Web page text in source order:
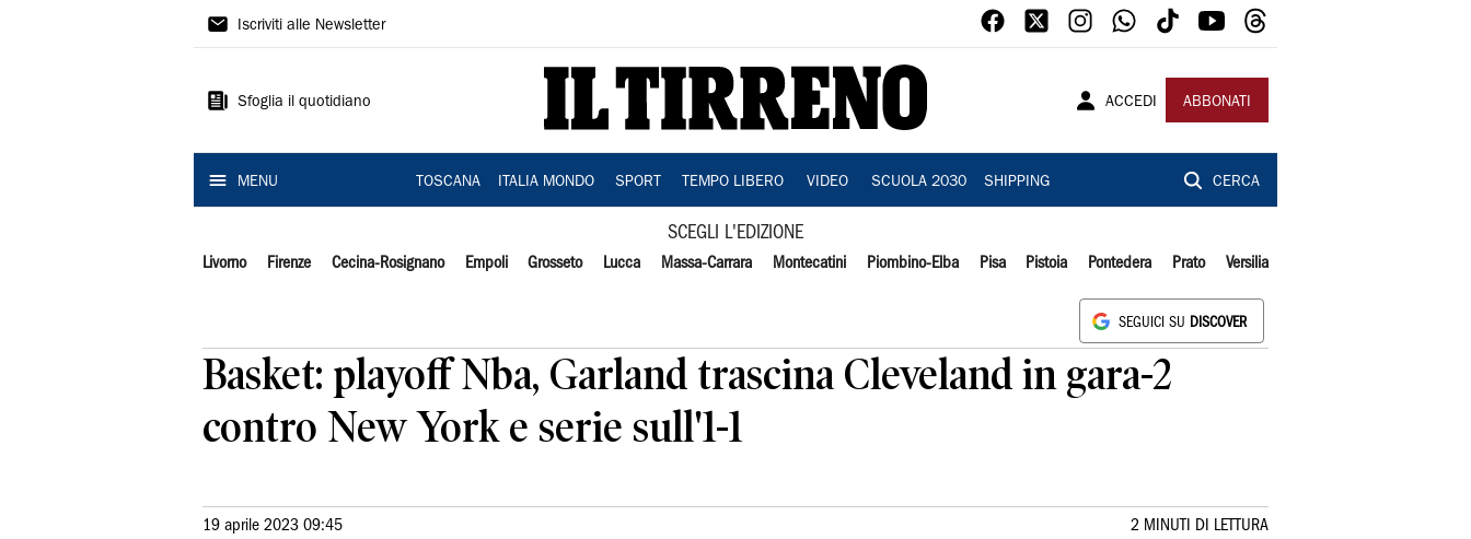
Il
Iscriviti alle Newsletter
Sfoglia il quotidiano ACCEDI ABBONATI
MENU TOSCANA ITALIA MONDO SPORT TEMPO LIBERO VIDEO SCUOLA 2030 SHIPPING CERCA
SCEGLI L'EDIZIONE
Livorno Firenze Cecina-Rosignano Empoli Grosseto Lucca Massa-Carrara Montecatini Piombino-Elba Pisa Pistoia Pontedera Prato Versilia
SEGUICI SU DISCOVER
Basket: playoff Nba, Garland trascina Cleveland in gara-2
contro New York e serie sull'1-1
19 aprile 2023 09:45 2 MINUTI DI LETTURA